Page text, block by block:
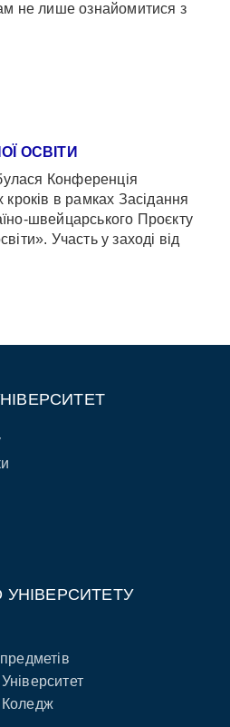
не лише ознайомитися з
ОСВІТИ
Конференція
кроків в рамках Засідання
швейцарського Проєкту
Участь у заході від
УНІВЕРСИТЕТУ